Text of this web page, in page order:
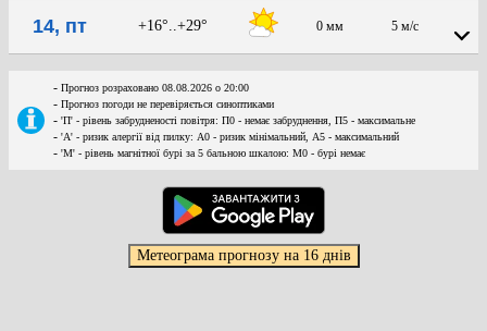
14, пт +16°..+29° 0 мм 5 м/с
- Прогноз розраховано 08.08.2026 о 20:00
- Прогноз погоди не перевіряється синоптиками
- 'П' - рівень забрудненості повітря: П0 - немає забруднення, П5 - максимальне
- 'А' - ризик алергії від пилку: А0 - ризик мінімальний, А5 - максимальний
- 'М' - рівень магнітної бурі за 5 бальною шкалою: M0 - бурі немає